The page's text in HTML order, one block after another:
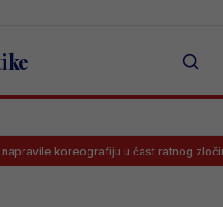
koreografiju u čast ratnog zločinca na